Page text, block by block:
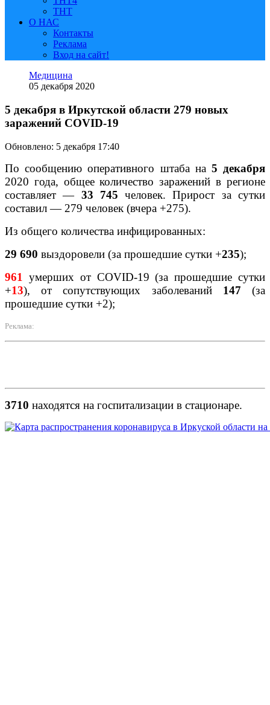
ТНТ
О НАС
Контакты
Реклама
Вход на сайт!
Медицина
05 декабря 2020
5 декабря в Иркутской области 279 новых
заражений COVID-19
Обновлено: 5 декабря 17:40
По сообщению оперативного штаба на 5 декабря
2020 года, общее количество заражений в регионе
составляет— 33 745человек. Прирост за сутки
составил — 279 человек (вчера +275).
Из общего количества инфицированных:
29 690 выздоровели (за прошедшие сутки +235);
961 умерших от COVID-19(запрошедшие сутки
+13), от сопутствующих заболеваний 147(за
прошедшие сутки +2);
Реклама:
3710 находятся на госпитализации в стационаре.